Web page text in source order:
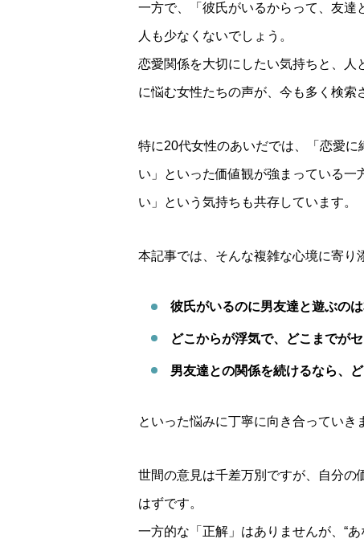
一方で、「彼氏がいるからって、友達
人も少なくないでしょう。
恋愛関係を大切にしたい気持ちと、人
に悩む女性たちの声が、今も多く検索
特に20代女性のあいだでは、「恋愛
い」といった価値観が強まっている一
い」という気持ちも共存しています。
本記事では、そんな複雑な心境に寄り
彼氏がいるのに男友達と遊ぶの
どこからが浮気で、どこまでが
男友達との関係を続けるなら、
といった悩みに丁寧に向き合っていき
世間の意見は千差万別ですが、自分の
はずです。
一方的な「正解」はありませんが、“